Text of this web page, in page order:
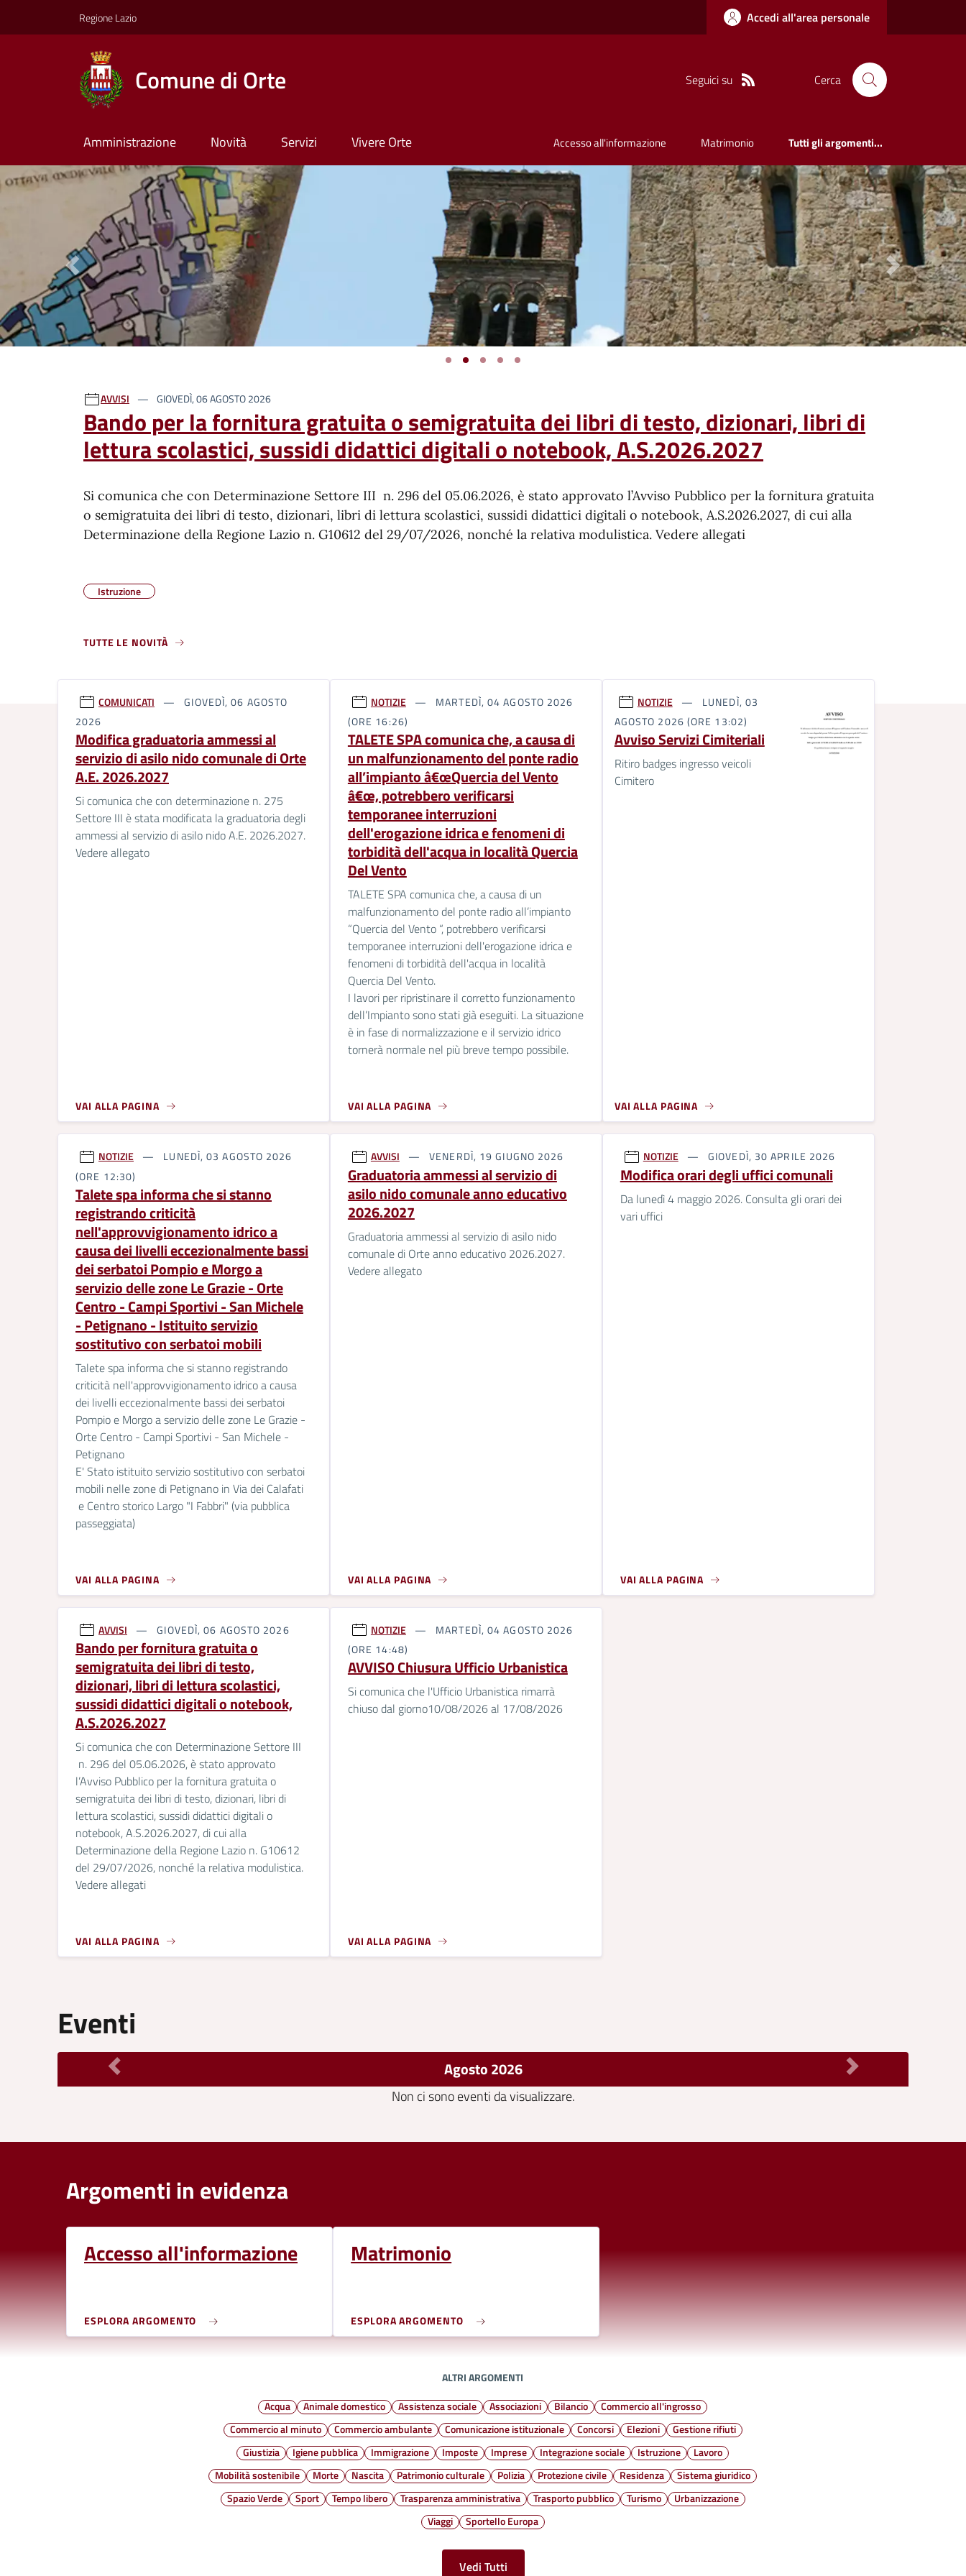
Regione Lazio Accedi all'area personale
Comune di Orte Seguici su Cerca
Amministrazione Novità Servizi Vivere Orte Accesso all'informazione Matrimonio Tutti gli argomenti...
Previous Next
Ultime notizie
AVVISI GIOVEDÌ, 06 AGOSTO 2026
Bando per la fornitura gratuita o semigratuita dei libri di testo, dizionari, libri di
lettura scolastici, sussidi didattici digitali o notebook, A.S.2026.2027
Si comunica che con Determinazione Settore III n. 296 del 05.06.2026, è stato approvato l’Avviso Pubblico per la fornitura gratuita
o semigratuita dei libri di testo, dizionari, libri di lettura scolastici, sussidi didattici digitali o notebook, A.S.2026.2027, di cui alla
Determinazione della Regione Lazio n. G10612 del 29/07/2026, nonché la relativa modulistica. Vedere allegati
Istruzione
TUTTE LE NOVITÀ
COMUNICATI
GIOVEDÌ, 06 AGOSTO
2026
Modifica graduatoria ammessi al
servizio di asilo nido comunale di Orte
A.E. 2026.2027
Si comunica che con determinazione n. 275
Settore III è stata modificata la graduatoria degli
ammessi al servizio di asilo nido A.E. 2026.2027.
Vedere allegato
VAI ALLA PAGINA
NOTIZIE
MARTEDÌ, 04 AGOSTO 2026
(ORE 16:26)
TALETE SPA comunica che, a causa di
un malfunzionamento del ponte radio
all’impianto â€œQuercia del Vento
â€œ, potrebbero verificarsi
temporanee interruzioni
dell'erogazione idrica e fenomeni di
torbidità dell'acqua in località Quercia
Del Vento
TALETE SPA comunica che, a causa di un
malfunzionamento del ponte radio all’impianto
“Quercia del Vento “, potrebbero verificarsi
temporanee interruzioni dell'erogazione idrica e
fenomeni di torbidità dell'acqua in località
Quercia Del Vento.
I lavori per ripristinare il corretto funzionamento
dell’Impianto sono stati già eseguiti. La situazione
è in fase di normalizzazione e il servizio idrico
tornerà normale nel più breve tempo possibile.
VAI ALLA PAGINA
NOTIZIE
LUNEDÌ, 03
AGOSTO 2026 (ORE 13:02)
Avviso Servizi Cimiteriali
Ritiro badges ingresso veicoli
Cimitero
VAI ALLA PAGINA
NOTIZIE
LUNEDÌ, 03 AGOSTO 2026
(ORE 12:30)
Talete spa informa che si stanno
registrando criticità
nell'approvvigionamento idrico a
causa dei livelli eccezionalmente bassi
dei serbatoi Pompio e Morgo a
servizio delle zone Le Grazie - Orte
Centro - Campi Sportivi - San Michele
- Petignano - Istituito servizio
sostitutivo con serbatoi mobili
Talete spa informa che si stanno registrando
criticità nell'approvvigionamento idrico a causa
dei livelli eccezionalmente bassi dei serbatoi
Pompio e Morgo a servizio delle zone Le Grazie -
Orte Centro - Campi Sportivi - San Michele -
Petignano
E' Stato istituito servizio sostitutivo con serbatoi
mobili nelle zone di Petignano in Via dei Calafati
e Centro storico Largo "I Fabbri" (via pubblica
passeggiata)
VAI ALLA PAGINA
AVVISI VENERDÌ, 19 GIUGNO 2026
Graduatoria ammessi al servizio di
asilo nido comunale anno educativo
2026.2027
Graduatoria ammessi al servizio di asilo nido
comunale di Orte anno educativo 2026.2027.
Vedere allegato
VAI ALLA PAGINA
NOTIZIE GIOVEDÌ, 30 APRILE 2026
Modifica orari degli uffici comunali
Da lunedì 4 maggio 2026. Consulta gli orari dei
vari uffici
VAI ALLA PAGINA
AVVISI GIOVEDÌ, 06 AGOSTO 2026
Bando per fornitura gratuita o
semigratuita dei libri di testo,
dizionari, libri di lettura scolastici,
sussidi didattici digitali o notebook,
A.S.2026.2027
Si comunica che con Determinazione Settore III
n. 296 del 05.06.2026, è stato approvato
l’Avviso Pubblico per la fornitura gratuita o
semigratuita dei libri di testo, dizionari, libri di
lettura scolastici, sussidi didattici digitali o
notebook, A.S.2026.2027, di cui alla
Determinazione della Regione Lazio n. G10612
del 29/07/2026, nonché la relativa modulistica.
Vedere allegati
VAI ALLA PAGINA
NOTIZIE
MARTEDÌ, 04 AGOSTO 2026
(ORE 14:48)
AVVISO Chiusura Ufficio Urbanistica
Si comunica che l'Ufficio Urbanistica rimarrà
chiuso dal giorno10/08/2026 al 17/08/2026
VAI ALLA PAGINA
Eventi
Agosto 2026
Non ci sono eventi da visualizzare.
Argomenti in evidenza
Accesso all'informazione
ESPLORA ARGOMENTO
Matrimonio
ESPLORA ARGOMENTO
ALTRI ARGOMENTI
Acqua
Animale domestico Assistenza sociale Associazioni Bilancio
Commercio all'ingrosso
Commercio al minuto
Commercio ambulante Comunicazione istituzionale Concorsi Elezioni
Gestione rifiuti
Giustizia
Igiene pubblica Immigrazione Imposte Imprese Integrazione sociale Istruzione
Lavoro
Mobilità sostenibile
Morte Nascita Patrimonio culturale Polizia Protezione civile Residenza
Sistema giuridico
Spazio Verde
Sport Tempo libero Trasparenza amministrativa Trasporto pubblico Turismo
Urbanizzazione
Viaggi
Sportello Europa
Vedi Tutti